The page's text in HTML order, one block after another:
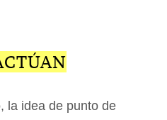
la idea de punto de